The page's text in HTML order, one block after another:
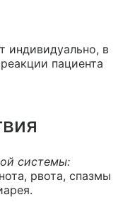
индивидуально, в
пациента
системы:
рвота, спазмы